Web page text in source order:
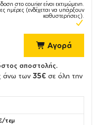
στο courier είναι εκτιμώμενη.
ημέρες (ενδέχεται να υπάρξουν
καθυστερήσεις).
Αγορά
αποστολής.
άνω των35€ σε όλη την
τεμ